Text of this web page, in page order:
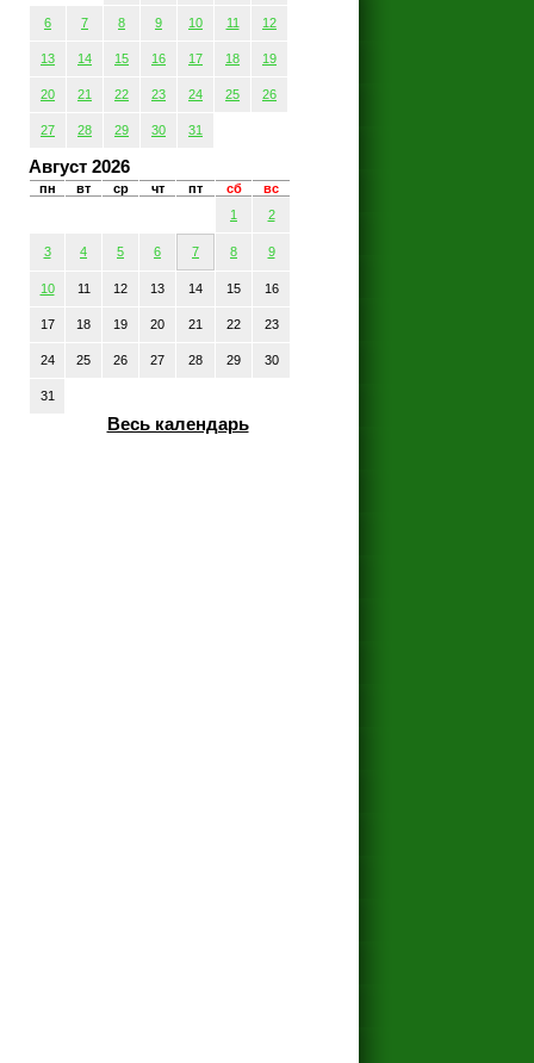
6 7 8 9 10 11 12
13 14 15 16 17 18 19
20 21 22 23 24 25 26
27 28 29 30 31
Август 2026
пн вт ср чт пт сб
вс
1
2
3 4 5 6 7 8 9
10 11 12 13 14 15 16
17 18 19 20 21 22 23
24 25 26 27 28 29 30
31
Весь календарь